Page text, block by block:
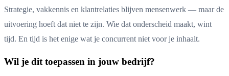
Strategie, vakkennis en klantrelaties blijven mensenwerk — maar de
uitvoering hoeft dat niet te zijn. Wie dat onderscheid maakt, wint
tijd. En tijd is het enige wat je concurrent niet voor je inhaalt.
Wil je dit toepassen in jouw bedrijf?